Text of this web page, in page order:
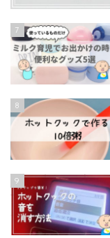
7
8
9